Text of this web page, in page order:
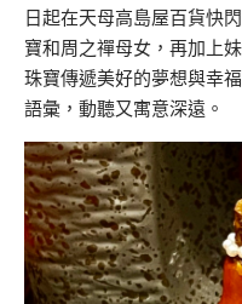
日起在天母高島屋百貨快
寶和周之禪母女，再加上
珠寶傳遞美好的夢想與幸
語彙，動聽又寓意深遠。